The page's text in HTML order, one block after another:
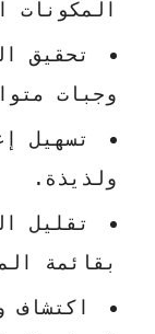
المكونات
تحقيق
وجبات
تسهيل
ولذيذة.
تقليل
بقائمة
اكتشاف